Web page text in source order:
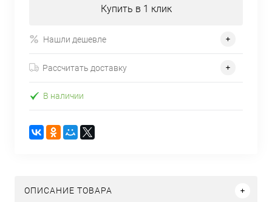
Купить в 1 клик
Нашли дешевле
Рассчитать доставку
В наличии
ОПИСАНИЕ ТОВАРА